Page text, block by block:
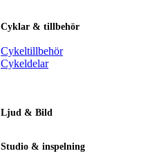
Cyklar & tillbehör
Cykeltillbehör
Cykeldelar
Ljud & Bild
Studio & inspelning